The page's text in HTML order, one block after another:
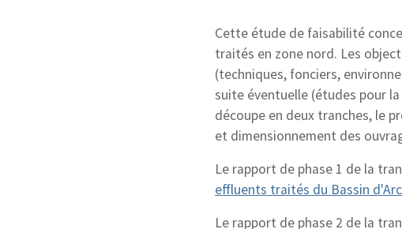
Cette étude de faisabilité
traités en zone nord. Les
(techniques, fonciers,
suite éventuelle (études pour
découpe en deux tranches, le
et dimensionnement des
Le rapport de phase 1 de la
effluents traités du Bassin
Le rapport de phase 2 de la